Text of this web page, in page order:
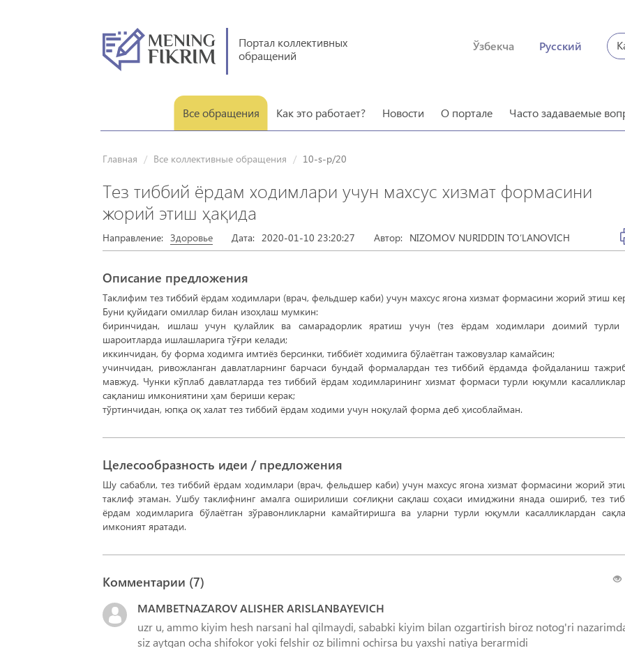
Портал коллективных
обращений
Ўзбекча Русский
Все обращения Как это работает? Новости О портале Часто задаваемые
Главная Все коллективные обращения 10-s-p/20
Тез тиббий ёрдам ходимлари учун махсус хизмат формасини
жорий этиш ҳақида
Направление: Здоровье Дата: 2020-01-10 23:20:27 Автор: NIZOMOV NURIDDIN TO‘LANOVICH
Описание предложения
Таклифим тез тиббий ёрдам ходимлари (врач, фельдшер каби) учун махсус ягона хизмат формасини жорий этиш
Буни қуйидаги омиллар билан изоҳлаш мумкин:
биринчидан, ишлаш учун қулайлик ва самарадорлик яратиш учун (тез ёрдам ходимлари доимий турли
шароитларда ишлашларига тўғри келади;
иккинчидан, бу форма ходимга имтиёз берсинки, тиббиёт ходимига бўлаётган тажовузлар камайсин;
учинчидан, ривожланган давлатларнинг барчаси бундай формалардан тез тиббий ёрдамда фойдаланиш
мавжуд. Чунки кўплаб давлатларда тез тиббий ёрдам ходимларининг хизмат формаси турли юқумли
сақланиш имкониятини ҳам бериши керак;
тўртинчидан, юпқа оқ халат тез тиббий ёрдам ходими учун ноқулай форма деб ҳисоблайман.
Целесообразность идеи / предложения
Шу сабабли, тез тиббий ёрдам ходимлари (врач, фельдшер каби) учун махсус ягона хизмат формасини жорий
таклиф этаман. Ушбу таклифнинг амалга оширилиши соғлиқни сақлаш соҳаси имиджини янада ошириб, тез
ёрдам ходимларига бўлаётган зўравонликларни камайтиришга ва уларни турли юқумли касалликлардан
имконият яратади.
Комментарии (7)
MAMBETNAZAROV ALISHER ARISLANBAYEVICH
uzr u, ammo kiyim hesh narsani hal qilmaydi, sababki kiyim bilan ozgartirish biroz notog'ri